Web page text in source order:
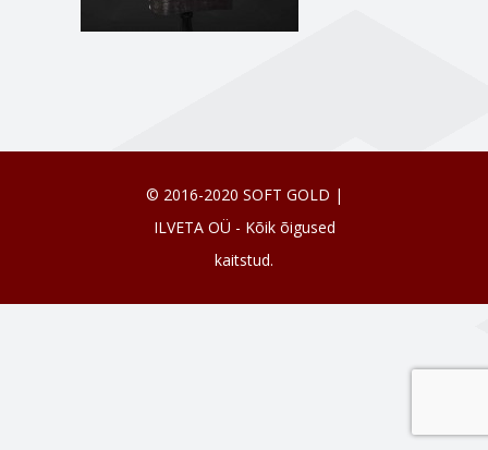
© 2016-2020 SOFT GOLD |
ILVETA OÜ - Kõik õigused
kaitstud.